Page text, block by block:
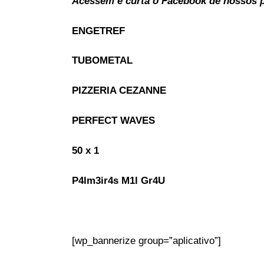
ENGETREF
TUBOMETAL
PIZZERIA CEZANNE
PERFECT WAVES
50 x 1
P4lm3ir4s M1l Gr4U
[wp_bannerize group=”aplicativo”]